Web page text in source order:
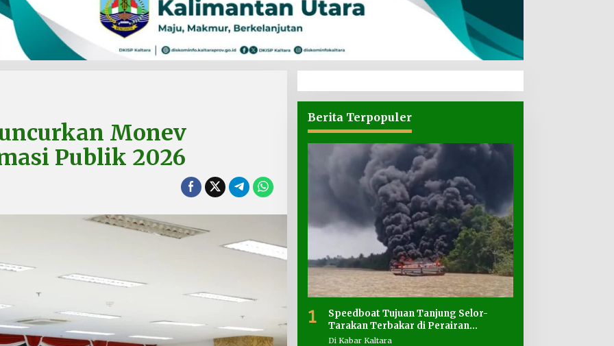
Monev
Publik 2026
Berita Terpopuler
1
Speedboat Tujuan Tanjung Selor-
Tarakan Terbakar di Perairan
Salimbatu
Di Kabar Kaltara